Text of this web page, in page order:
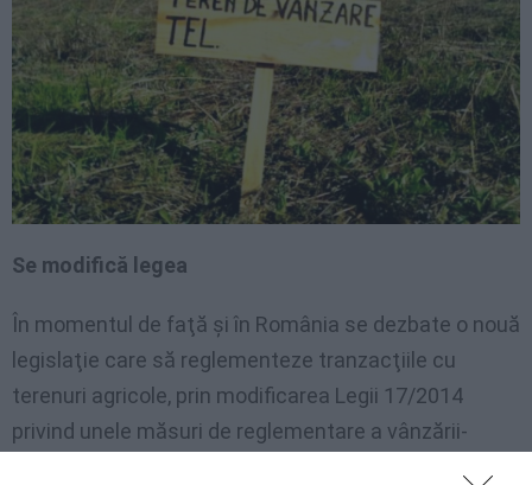
Se modifică legea
În momentul de faţă şi în România se dezbate o nouă
legislaţie care să reglementeze tranzacţiile cu
terenuri agricole, prin modificarea Legii 17/2014
privind unele măsuri de reglementare a vânzării-